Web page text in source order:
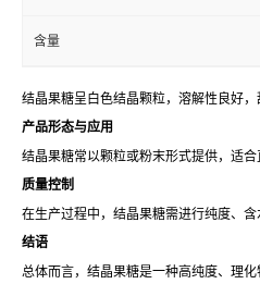
含量
结晶果糖呈白色结晶颗粒，溶解性良好
产品形态与应用
结晶果糖常以颗粒或粉末形式提供，适
质量控制
在生产过程中，结晶果糖需进行纯度、
结语
总体而言，结晶果糖是一种高纯度、理